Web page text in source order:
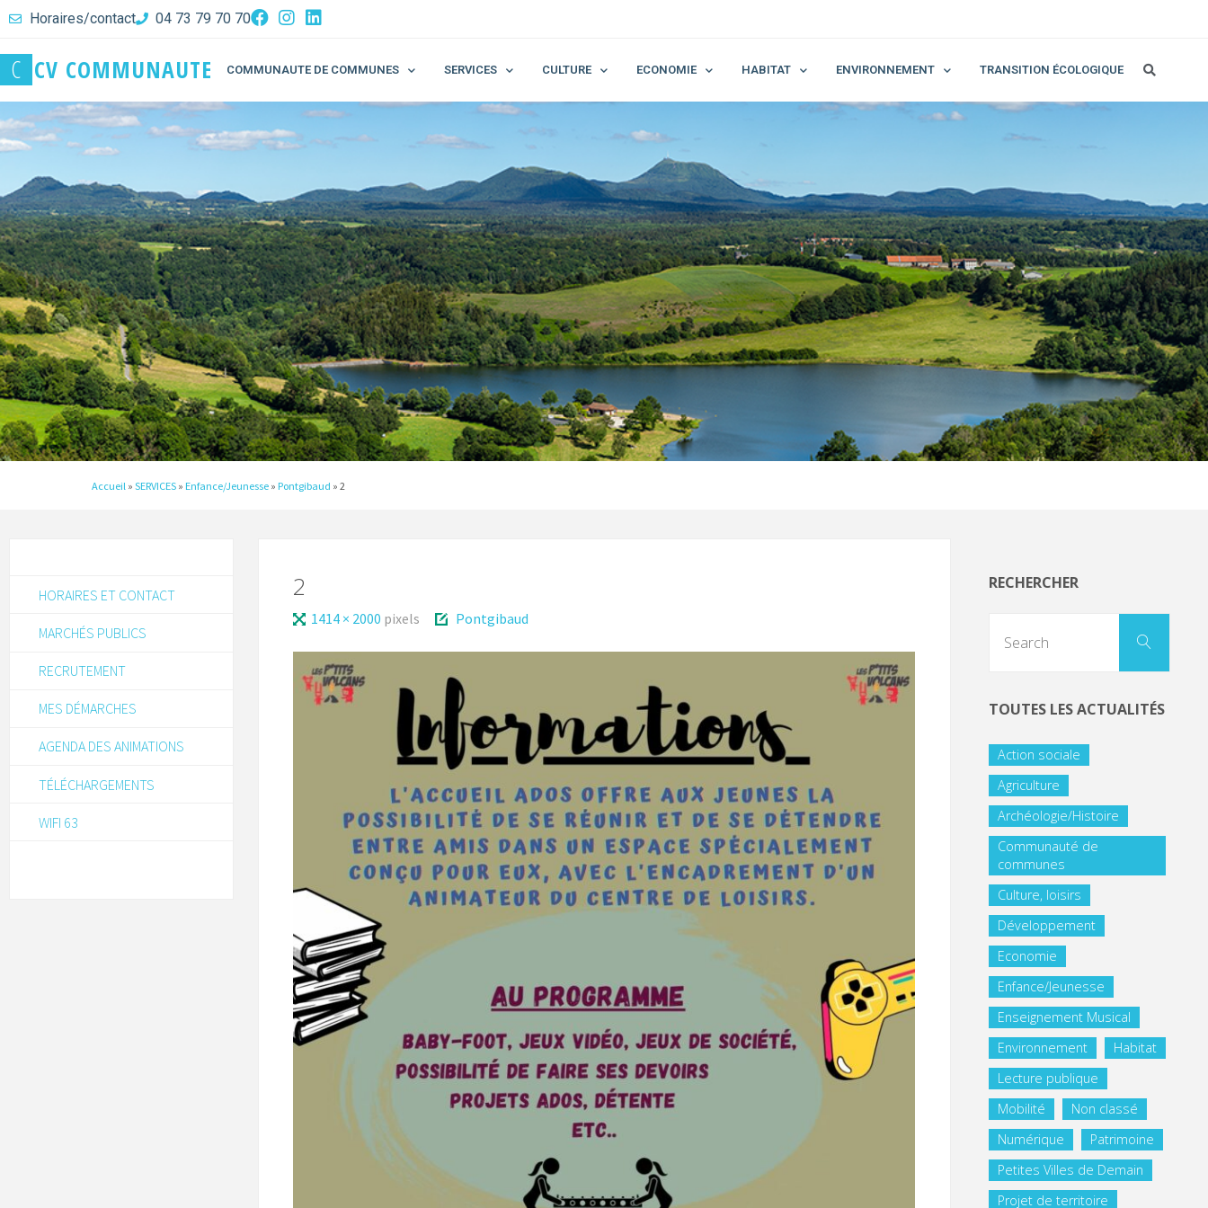
Horaires/contact 04 73 79 70 70
C CV COMMUNAUTE COMMUNAUTE DE COMMUNES SERVICES CULTURE ECONOMIE HABITAT ENVIRONNEMENT TRANSITION ÉCOLOGIQUE
Accueil » SERVICES » Enfance/Jeunesse » Pontgibaud » 2
2
1414 × 2000 pixels Pontgibaud
HORAIRES ET CONTACT
MARCHÉS PUBLICS
RECRUTEMENT
MES DÉMARCHES
AGENDA DES ANIMATIONS
TÉLÉCHARGEMENTS
WIFI 63
RECHERCHER
TOUTES LES ACTUALITÉS
Action sociale
Agriculture
Archéologie/Histoire
Communauté de
communes
Culture, loisirs
Développement
Economie
Enfance/Jeunesse
Enseignement Musical
Environnement
Habitat
Lecture publique
Mobilité
Non classé
Numérique
Patrimoine
Petites Villes de Demain
Projet de territoire